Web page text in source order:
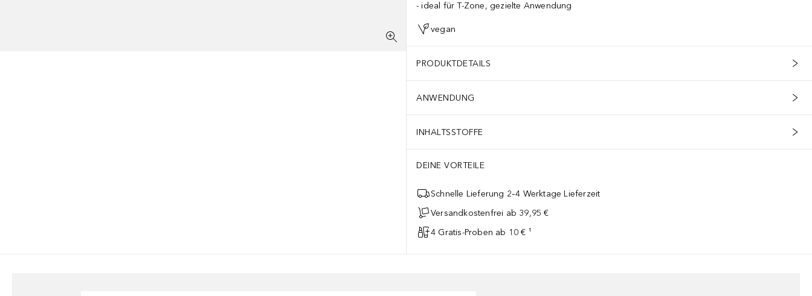
ideal für T-Zone, gezielte Anwendung
vegan
PRODUKTDETAILS
ANWENDUNG
INHALTSSTOFFE
DEINE VORTEILE
Schnelle Lieferung 2–4 Werktage Lieferzeit
Versandkostenfrei ab 39,95 €
4 Gratis-Proben ab 10 € ¹